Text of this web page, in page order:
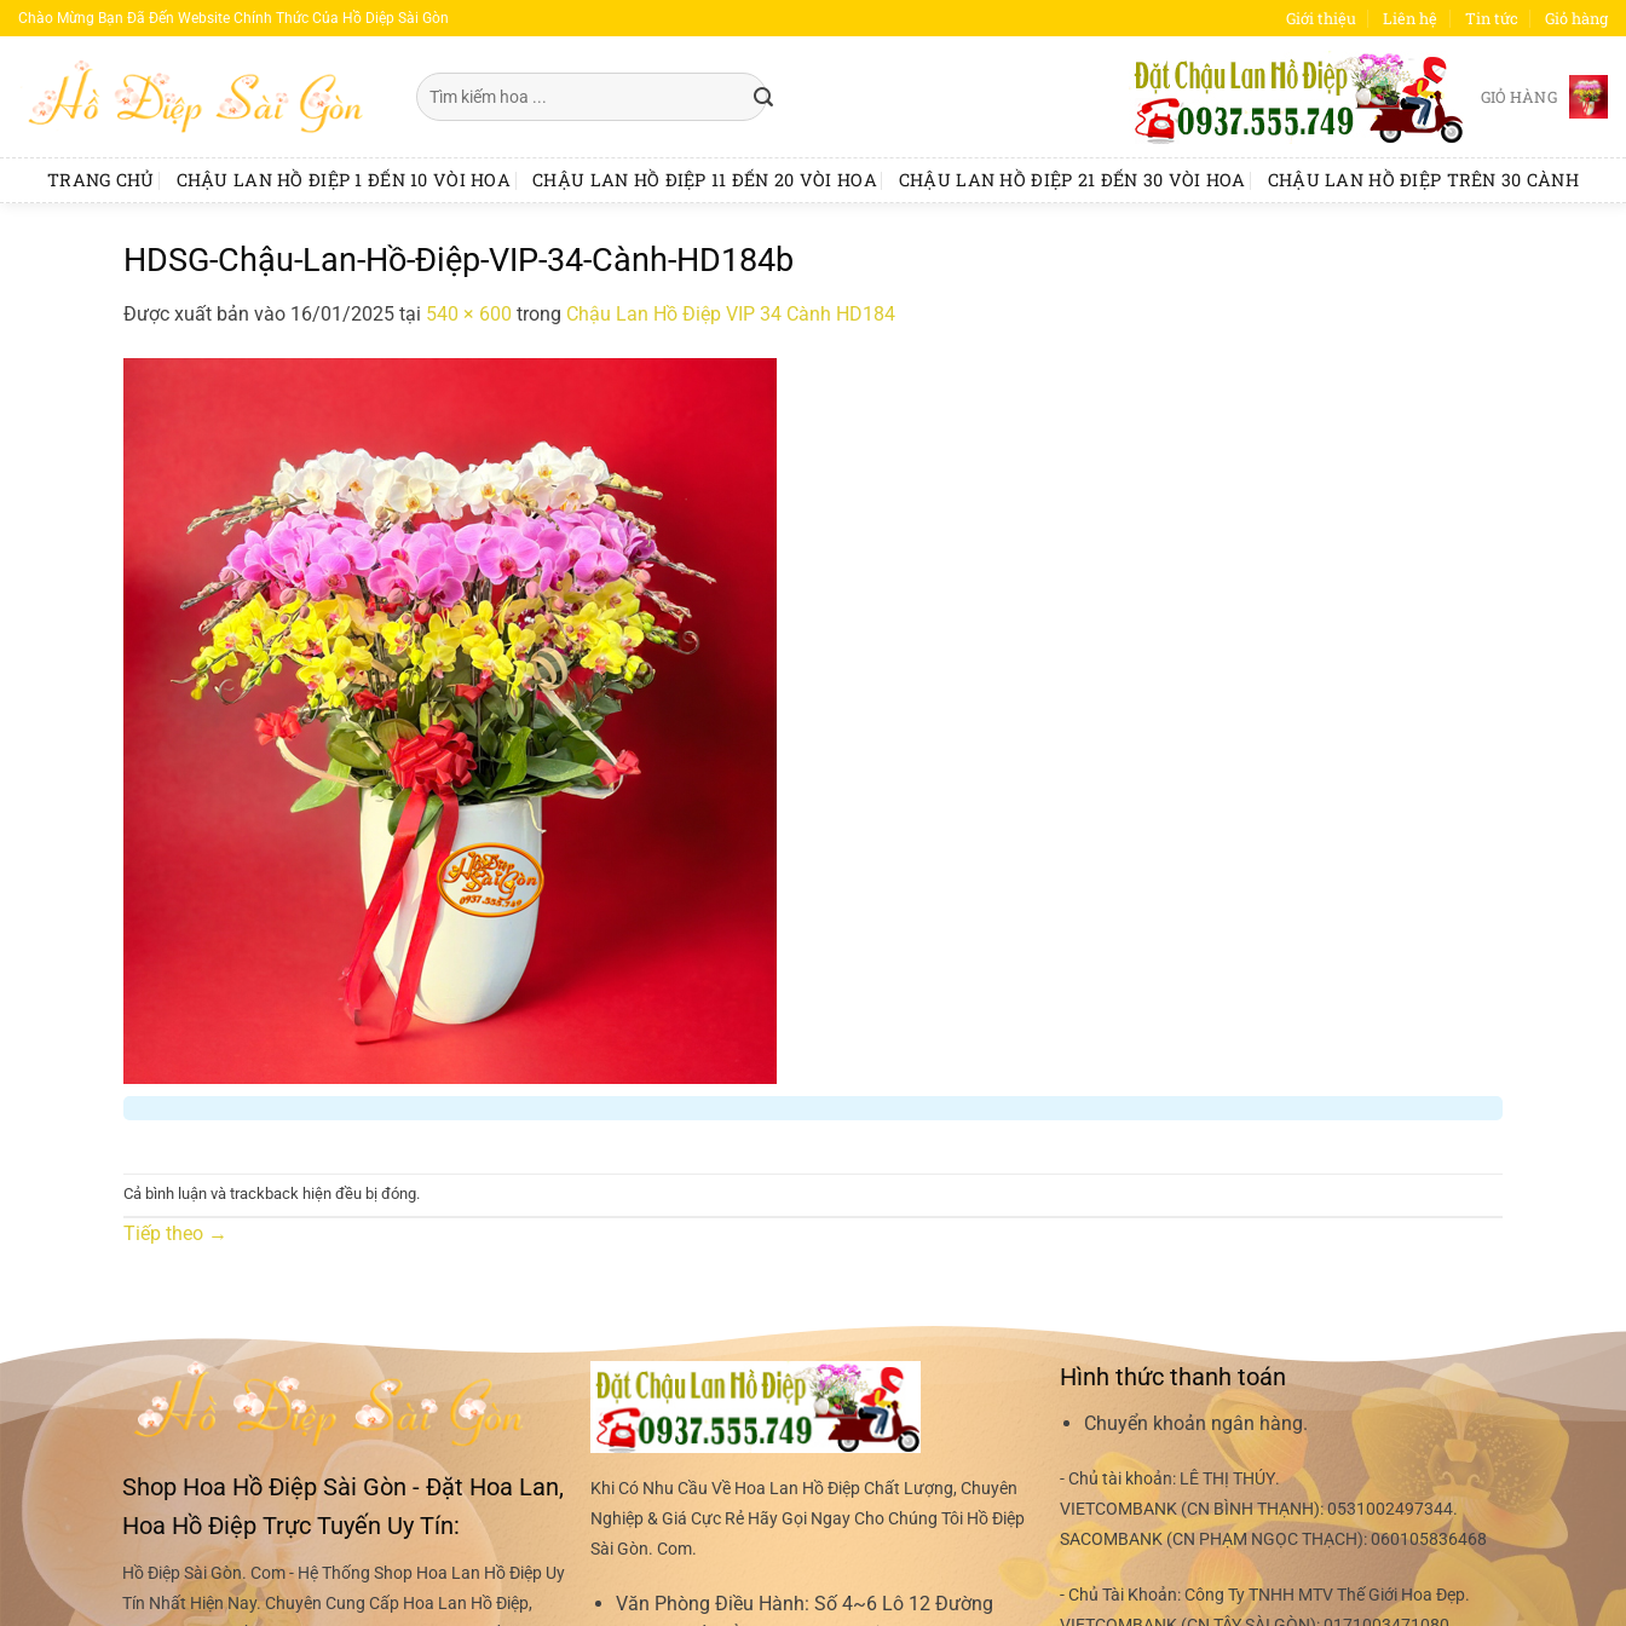
Bỏ
qua
dung
Chào Mừng Bạn Đã Đến Website Chính Thức Của Hồ Diệp Sài Gòn Giới thiệu Liên hệ Tin tức Giỏ hàng
Tìm
kiếm:
GIỎ HÀNG
TRANG CHỦ CHẬU LAN HỒ ĐIỆP 1 ĐẾN 10 VÒI HOA CHẬU LAN HỒ ĐIỆP 11 ĐẾN 20 VÒI HOA CHẬU LAN HỒ ĐIỆP 21 ĐẾN 30 VÒI HOA CHẬU LAN HỒ ĐIỆP TRÊN 30 CÀNH
HDSG-Chậu-Lan-Hồ-Điệp-VIP-34-Cành-HD184b
Được xuất bản vào 16/01/2025 tại 540 × 600 trong Chậu Lan Hồ Điệp VIP 34 Cành HD184
Cả bình luận và trackback hiện đều bị đóng.
Tiếp theo →
Shop Hoa Hồ Điệp Sài Gòn - Đặt Hoa Lan,
Hoa Hồ Điệp Trực Tuyến Uy Tín:
Hồ Điệp Sài Gòn. Com - Hệ Thống Shop Hoa Lan Hồ Điệp Uy
Tín Nhất Hiện Nay. Chuyên Cung Cấp Hoa Lan Hồ Điệp,
Khi Có Nhu Cầu Về Hoa Lan Hồ Điệp Chất Lượng, Chuyên
Nghiệp & Giá Cực Rẻ Hãy Gọi Ngay Cho Chúng Tôi Hồ Điệp
Sài Gòn. Com.
Văn Phòng Điều Hành: Số 4~6 Lô 12 Đường
Hình thức thanh toán
Chuyển khoản ngân hàng.
- Chủ tài khoản: LÊ THỊ THÚY.
VIETCOMBANK (CN BÌNH THẠNH):0531002497344.
SACOMBANK (CN PHẠM NGỌC THẠCH):060105836468
- Chủ Tài Khoản: Công Ty TNHH MTV Thế Giới Hoa Đẹp.